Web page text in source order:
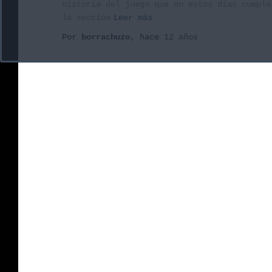
Leer más
Por
borrachuzo , hace 12 años